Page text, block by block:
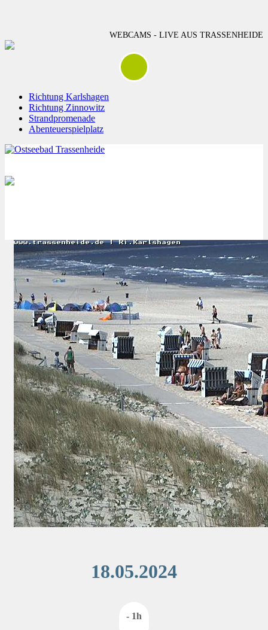
WEBCAMS - LIVE AUS TRASSENHEIDE
Richtung Karlshagen
Richtung Zinnowitz
Strandpromenade
Abenteuerspielplatz
18.05.2024
- 1h